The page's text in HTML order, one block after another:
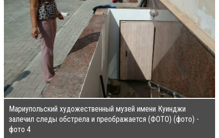
Мариупольский художественный музей имени Куинджи
залечил следы обстрела и преображается (ФОТО) (фото) -
фото 4